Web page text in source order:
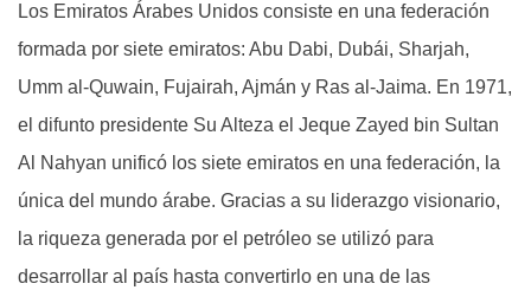
Los Emiratos Árabes Unidos consiste en una federación
formada por siete emiratos: Abu Dabi, Dubái, Sharjah,
Umm al-Quwain, Fujairah, Ajmán y Ras al-Jaima. En 1971,
el difunto presidente Su Alteza el Jeque Zayed bin Sultan
Al Nahyan unificó los siete emiratos en una federación, la
única del mundo árabe. Gracias a su liderazgo visionario,
la riqueza generada por el petróleo se utilizó para
desarrollar al país hasta convertirlo en una de las